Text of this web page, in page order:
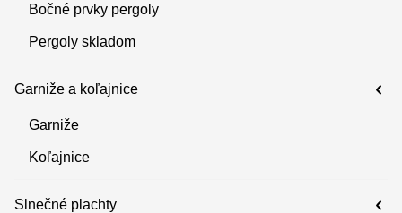
Bočné prvky pergoly
Pergoly skladom
Garniže a koľajnice
Garniže
Koľajnice
Slnečné plachty